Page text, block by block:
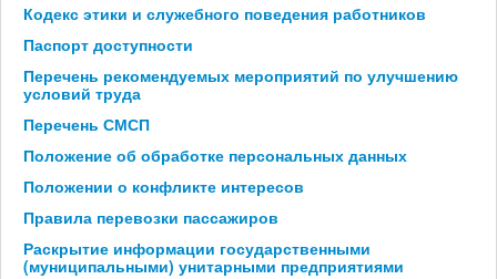
Кодекс этики и служебного поведения работников
Паспорт доступности
Перечень рекомендуемых мероприятий по улучшению
условий труда
Перечень СМСП
Положение об обработке персональных данных
Положении о конфликте интересов
Правила перевозки пассажиров
Раскрытие информации государственными
(муниципальными) унитарными предприятиями